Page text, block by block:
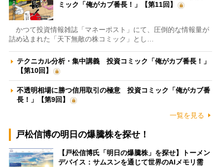
ミック「俺がカブ番長！」【第11回】
かつて投資情報雑誌「マネーポスト」にて、圧倒的な情報量が
詰め込まれた「天下無敵の株コミック」とし…
テクニカル分析・集中講義 投資コミック「俺がカブ番長！」
【第10回】
不透明相場に勝つ信用取引の極意 投資コミック「俺がカブ番
長！」【第9回】
一覧を見る
戸松信博の明日の爆騰株を探せ！
【戸松信博氏「明日の爆騰株」を探せ】トーメン
デバイス：サムスンを通じて世界のAIメモリ需